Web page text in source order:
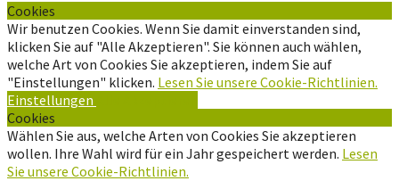
Cookies
Wir benutzen Cookies. Wenn Sie damit einverstanden sind,
klicken Sie auf "Alle Akzeptieren". Sie können auch wählen,
welche Art von Cookies Sie akzeptieren, indem Sie auf
"Einstellungen" klicken. Lesen Sie unsere Cookie-Richtlinien.
Einstellungen
Cookies
Wählen Sie aus, welche Arten von Cookies Sie akzeptieren
wollen. Ihre Wahl wird für ein Jahr gespeichert werden. Lesen
Sie unsere Cookie-Richtlinien.